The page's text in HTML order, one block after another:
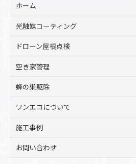
ホーム
光触媒コーティング
ドローン屋根点検
空き家管理
蜂の巣駆除
ワンエコについて
施工事例
お問い合わせ